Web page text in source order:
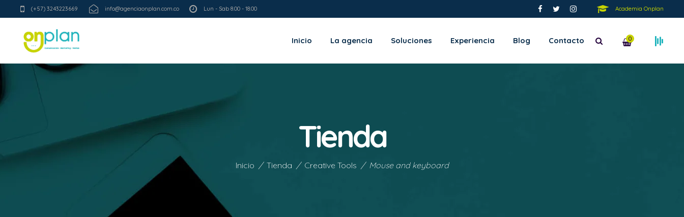
(+57) 3243223669 info@agenciaonplan.com.co Lun - Sab 8.00 - 18.00 Academia Onplan
Inicio La agencia Soluciones Experiencia Blog Contacto 0
Tienda
Inicio / Tienda / Creative Tools / Mouse and keyboard